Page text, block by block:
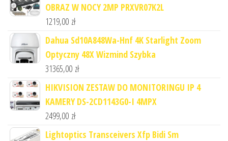
OBRAZ W NOCY 2MP PRXVR07K2L
1219,00 zł
Dahua Sd10A848Wa-Hnf 4K Starlight Zoom
Optyczny 48X Wizmind Szybka
31365,00 zł
HIKVISION ZESTAW DO MONITORINGU IP 4
KAMERY DS-2CD1143G0-I 4MPX
2499,00 zł
Lightoptics Transceivers Xfp Bidi Sm